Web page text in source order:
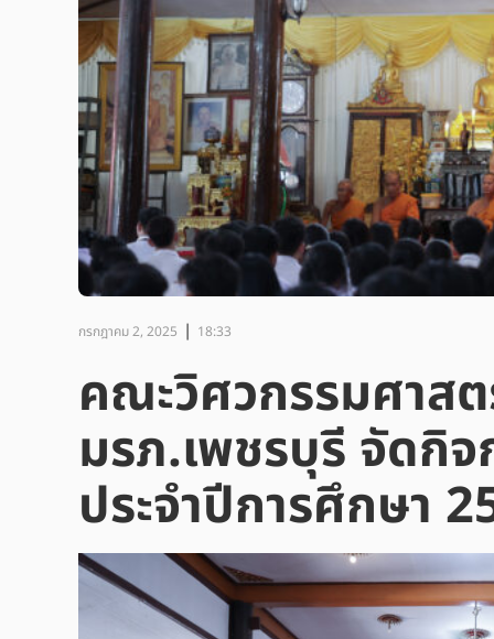
กรกฎาคม 2, 2025 | 18:33
คณะวิศวกรรมศาส
มรภ.เพชรบุรี จัดกิ
ประจำปีการศึกษา